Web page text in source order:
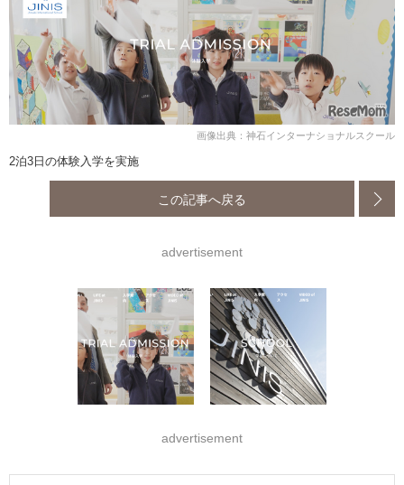
画像出典：神石インターナショナルスクール
2泊3日の体験入学を実施
この記事へ戻る
advertisement
advertisement